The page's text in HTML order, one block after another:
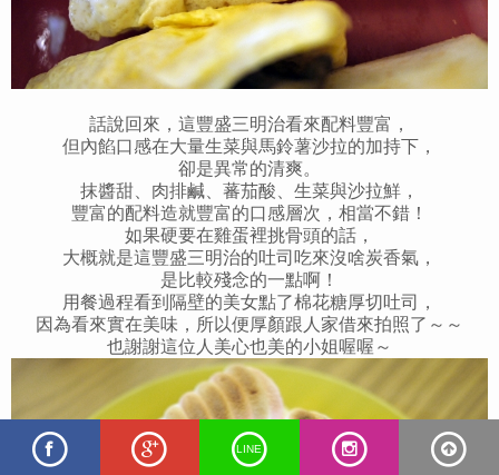
話說回來，這豐盛三明治看來配料豐富，
但內餡口感在大量生菜與馬鈴薯沙拉的加持下，
卻是異常的清爽。
抹醬甜、肉排鹹、蕃茄酸、生菜與沙拉鮮，
豐富的配料造就豐富的口感層次，相當不錯！
如果硬要在雞蛋裡挑骨頭的話，
大概就是這豐盛三明治的吐司吃來沒啥炭香氣，
是比較殘念的一點啊！
用餐過程看到隔壁的美女點了棉花糖厚切吐司，
因為看來實在美味，所以便厚顏跟人家借來拍照了～～
也謝謝這位人美心也美的小姐喔喔～
LINE